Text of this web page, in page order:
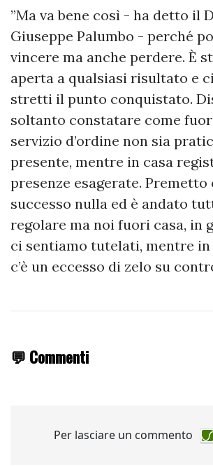
”Ma va bene così - ha detto il
Giuseppe Palumbo - perché
vincere ma anche perdere. È
aperta a qualsiasi risultato e
stretti il punto conquistato.
soltanto constatare come
servizio d’ordine non sia
presente, mentre in casa
presenze esagerate. Premetto
successo nulla ed è andato
regolare ma noi fuori casa, in
ci sentiamo tutelati, mentre in
c’è un eccesso di zelo su
💬 Commenti